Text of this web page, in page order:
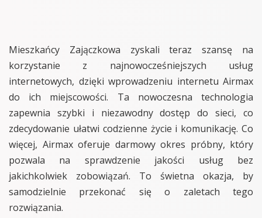
Mieszkańcy Zajączkowa zyskali teraz szansę na
korzystanie z najnowocześniejszych usług
internetowych, dzięki wprowadzeniu internetu Airmax
do ich miejscowości. Ta nowoczesna technologia
zapewnia szybki i niezawodny dostęp do sieci, co
zdecydowanie ułatwi codzienne życie i komunikację. Co
więcej, Airmax oferuje darmowy okres próbny, który
pozwala na sprawdzenie jakości usług bez
jakichkolwiek zobowiązań. To świetna okazja, by
samodzielnie przekonać się o zaletach tego
rozwiązania.